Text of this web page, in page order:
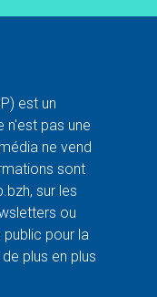
est un
n'est pas une
ne vend
sont
sur les
ou
pour la
plus en plus